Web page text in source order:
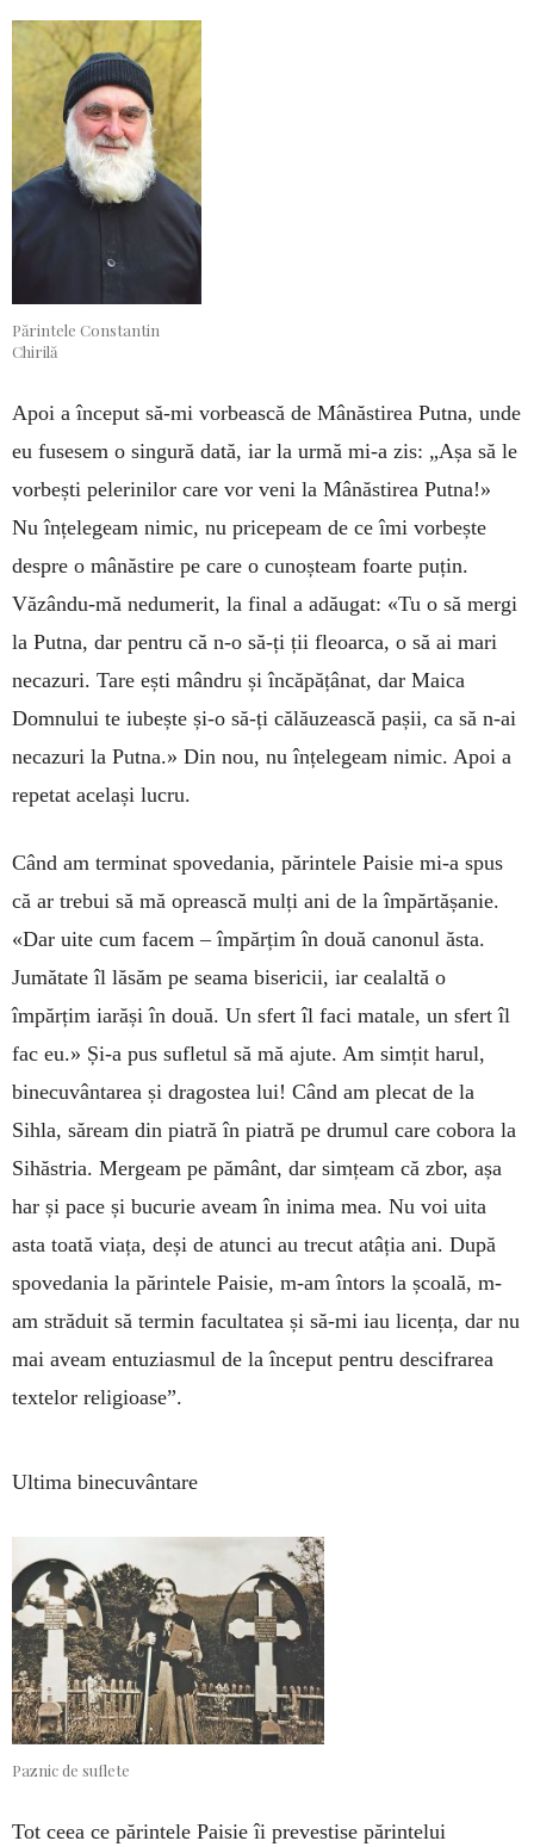
Părintele Constantin
Chirilă
Apoi a început să-mi vorbească de Mânăstirea Putna, unde
eu fusesem o singură dată, iar la urmă mi-a zis: „Așa să le
vorbești pelerinilor care vor veni la Mânăstirea Putna!»
Nu înțelegeam nimic, nu pricepeam de ce îmi vorbește
despre o mânăstire pe care o cunoșteam foarte puțin.
Văzându-mă nedumerit, la final a adăugat: «Tu o să mergi
la Putna, dar pentru că n-o să-ți ții fleoarca, o să ai mari
necazuri. Tare ești mândru și încăpățânat, dar Maica
Domnului te iubește și-o să-ți călăuzească pașii, ca să n-ai
necazuri la Putna.» Din nou, nu înțelegeam nimic. Apoi a
repetat același lucru.
Când am terminat spovedania, părintele Paisie mi-a spus
că ar trebui să mă oprească mulți ani de la împărtășanie.
«Dar uite cum facem – împărțim în două canonul ăsta.
Jumătate îl lăsăm pe seama bisericii, iar cealaltă o
împărțim iarăși în două. Un sfert îl faci matale, un sfert îl
fac eu.» Și-a pus sufletul să mă ajute. Am simțit harul,
binecuvântarea și dragostea lui! Când am plecat de la
Sihla, săream din piatră în piatră pe drumul care cobora la
Sihăstria. Mergeam pe pământ, dar simțeam că zbor, așa
har și pace și bucurie aveam în inima mea. Nu voi uita
asta toată viața, deși de atunci au trecut atâția ani. După
spovedania la părintele Paisie, m-am întors la școală, m-
am străduit să termin facultatea și să-mi iau licența, dar nu
mai aveam entuziasmul de la început pentru descifrarea
textelor religioase”.
Ultima binecuvântare
Paznic de suflete
Tot ceea ce părintele Paisie îi prevestise părintelui